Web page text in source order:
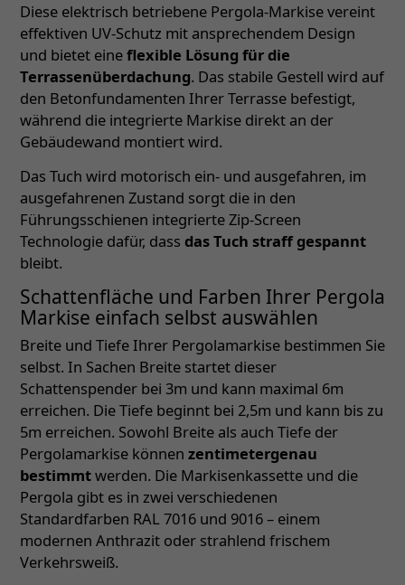
Diese elektrisch betriebene Pergola-Markise vereint
effektiven UV-Schutz mit ansprechendem Design
und bietet eineflexible Lösung für die
Terrassenüberdachung. Das stabile Gestell wird auf
den Betonfundamenten Ihrer Terrasse befestigt,
während die integrierte Markise direkt an der
Gebäudewand montiert wird.
Das Tuch wird motorisch ein- und ausgefahren, im
ausgefahrenen Zustand sorgt die in den
Führungsschienen integrierte Zip-Screen
Technologie dafür, dass das Tuch straff gespannt
bleibt.
Schattenfläche und Farben Ihrer Pergola
Markise einfach selbst auswählen
Breite und Tiefe Ihrer Pergolamarkise bestimmen Sie
selbst. In Sachen Breite startet dieser
Schattenspender bei 3m und kann maximal 6m
erreichen. Die Tiefe beginnt bei 2,5m und kann bis zu
5m erreichen. Sowohl Breite als auch Tiefe der
Pergolamarkise können zentimetergenau
bestimmtwerden. Die Markisenkassette und die
Pergola gibt es in zwei verschiedenen
Standardfarben RAL 7016 und 9016 – einem
modernen Anthrazit oder strahlend frischem
Verkehrsweiß.